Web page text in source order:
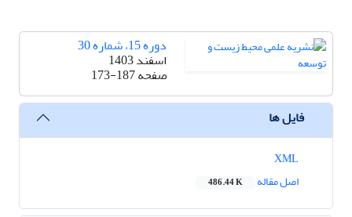
دوره 15، شماره 30
اسفند 1403
صفحه173-187
فایل ها
اصل مقاله
486.44 K